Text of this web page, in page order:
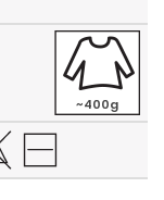
~400g